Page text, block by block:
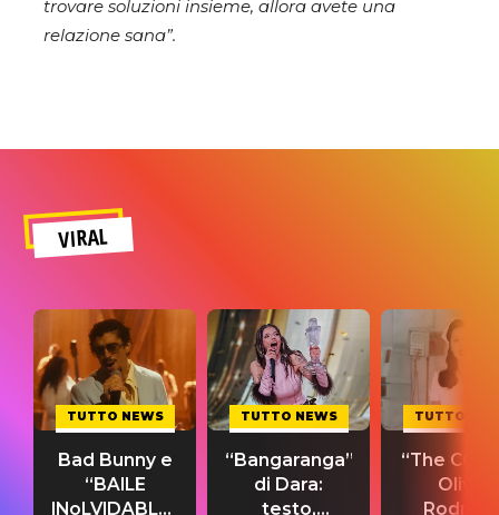
trovare soluzioni insieme, allora avete una
relazione sana”.
VIRAL
TUTTO NEWS
Bad Bunny e
“BAILE
INoLVIDABLE”:
TUTTO NEWS
“Bangaranga”
di Dara:
testo,
TUTTO
“The
Olivia